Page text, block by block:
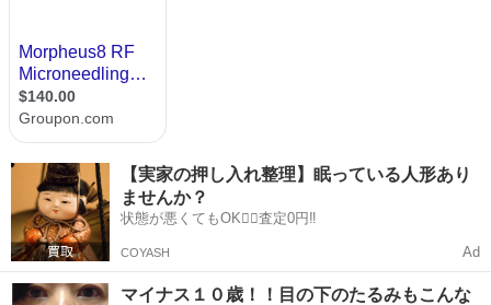
【実家の押し入れ整理】眠っている人形あり
ませんか？
状態が悪くてもOK🙆‍♀️査定0円‼️
COYASH Ad
マイナス１０歳！！目の下のたるみもこんな